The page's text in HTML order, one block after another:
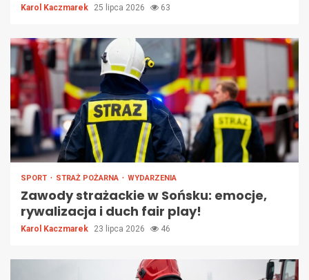
Karol Kaczmarek 25 lipca 2026 63
SPORT STRAŻ POŻARNA WYDARZENIA
Zawody strażackie w Sońsku: emocje,
rywalizacja i duch fair play!
Karol Kaczmarek 23 lipca 2026 46